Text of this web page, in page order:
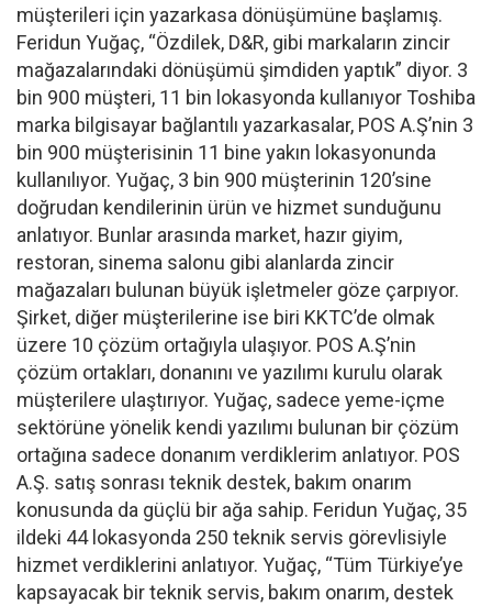
müşterileri için yazarkasa dönüşümüne başlamış.
Feridun Yuğaç, “Özdilek, D&R, gibi markaların zincir
mağazalarındaki dönüşümü şimdiden yaptık” diyor. 3
bin 900 müşteri, 11 bin lokasyonda kullanıyor Toshiba
marka bilgisayar bağlantılı yazarkasalar, POS A.Ş’nin 3
bin 900 müşterisinin 11 bine yakın lokasyonunda
kullanılıyor. Yuğaç, 3 bin 900 müşterinin 120’sine
doğrudan kendilerinin ürün ve hizmet sunduğunu
anlatıyor. Bunlar arasında market, hazır giyim,
restoran, sinema salonu gibi alanlarda zincir
mağazaları bulunan büyük işletmeler göze çarpıyor.
Şirket, diğer müşterilerine ise biri KKTC’de olmak
üzere 10 çözüm ortağıyla ulaşıyor. POS A.Ş’nin
çözüm ortakları, donanını ve yazılımı kurulu olarak
müşterilere ulaştırıyor. Yuğaç, sadece yeme-içme
sektörüne yönelik kendi yazılımı bulunan bir çözüm
ortağına sadece donanım verdiklerim anlatıyor. POS
A.Ş. satış sonrası teknik destek, bakım onarım
konusunda da güçlü bir ağa sahip. Feridun Yuğaç, 35
ildeki 44 lokasyonda 250 teknik servis görevlisiyle
hizmet verdiklerini anlatıyor. Yuğaç, “Tüm Türkiye’ye
kapsayacak bir teknik servis, bakım onarım, destek